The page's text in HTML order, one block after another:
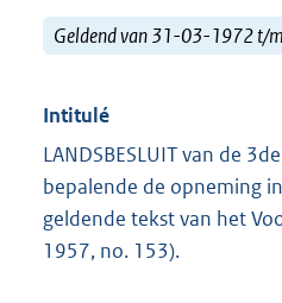
Geldend van 31-03-1972 t/
Intitulé
LANDSBESLUIT van de
bepalende de opneming
geldende tekst van het
1957, no. 153).